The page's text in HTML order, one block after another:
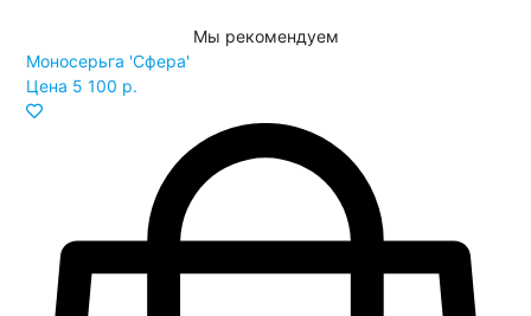
Мы рекомендуем
Моносерьга 'Сфера'
Цена 5 100 р.